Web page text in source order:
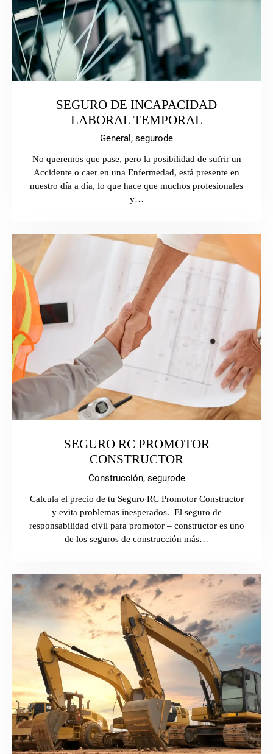
SEGURO DE INCAPACIDAD
LABORAL TEMPORAL
General, segurode
No queremos que pase, pero la posibilidad de sufrir un
Accidente o caer en una Enfermedad, está presente en
nuestro día a día, lo que hace que muchos profesionales
y…
SEGURO RC PROMOTOR
CONSTRUCTOR
Construcción, segurode
Calcula el precio de tu Seguro RC Promotor Constructor
y evita problemas inesperados. El seguro de
responsabilidad civil para promotor – constructor es uno
de los seguros de construcción más…